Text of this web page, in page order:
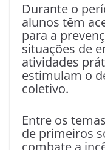
Durante o
alunos têm
para a
situações de
atividades
estimulam o
coletivo.
Entre os
de primeiros